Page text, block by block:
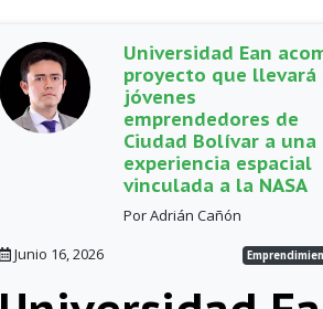
Universidad Ean
proyecto que llevará
jóvenes
emprendedores de
Ciudad Bolívar a una
experiencia espacial
vinculada a la NASA
Por Adrián Cañón
Junio 16, 2026